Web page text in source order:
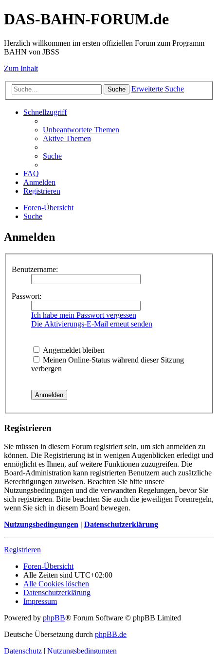
DAS-BAHN-FORUM.de
Herzlich willkommen im ersten offiziellen Forum zum Programm
BAHN von JBSS
Zum Inhalt
Suche Erweiterte Suche
Schnellzugriff
Unbeantwortete Themen
Aktive Themen
Suche
FAQ
Anmelden
Registrieren
Foren-Übersicht
Suche
Anmelden
Benutzername:
Passwort:
Ich habe mein Passwort vergessen
Die Aktivierungs-E-Mail erneut senden
Angemeldet bleiben
Meinen Online-Status während dieser Sitzung
verbergen
Registrieren
Sie müssen in diesem Forum registriert sein, um sich anmelden zu
können. Die Registrierung ist in wenigen Augenblicken erledigt und
ermöglicht es Ihnen, auf weitere Funktionen zuzugreifen. Die
Board-Administration kann registrierten Benutzern auch zusätzliche
Berechtigungen zuweisen. Beachten Sie bitte unsere
Nutzungsbedingungen und die verwandten Regelungen, bevor Sie
sich registrieren. Bitte beachten Sie auch die jeweiligen Forenregeln,
wenn Sie sich in diesem Board bewegen.
Nutzungsbedingungen | Datenschutzerklärung
Registrieren
Foren-Übersicht
Alle Zeiten sind UTC+02:00
Alle Cookies löschen
Datenschutzerklärung
Impressum
Powered by phpBB® Forum Software © phpBB Limited
Deutsche Übersetzung durch phpBB.de
Datenschutz | Nutzungsbedingungen